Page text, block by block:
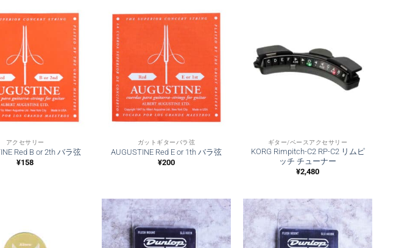
アクセサリー
Red B or 2th バラ弦
¥158
ガットギターバラ弦
AUGUSTINE Red E or 1th バラ弦
¥200
ギター/ベースアクセサリー
KORG Rimpitch-C2 RP-C2 リムピ
ッチ チューナー
¥2,480